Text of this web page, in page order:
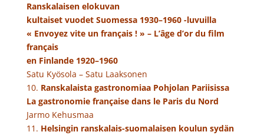
Ranskalaisen elokuvan
kultaiset vuodet Suomessa 1930–1960 -luvuilla
« Envoyez vite un français ! » – L’âge d’or du film
français
en Finlande 1920–1960
Satu Kyösola – Satu Laaksonen
10. Ranskalaista gastronomiaa Pohjolan Pariisissa
La gastronomie française dans le Paris du Nord
Jarmo Kehusmaa
11. Helsingin ranskalais-suomalaisen koulun sydän